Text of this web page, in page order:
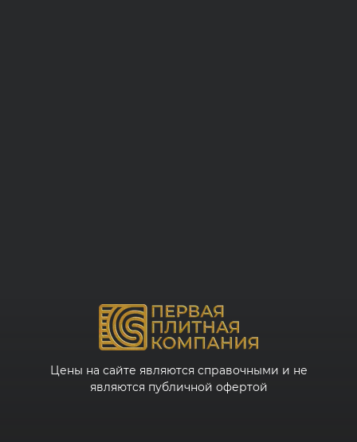
Цены на сайте являются справочными и не
являются публичной офертой